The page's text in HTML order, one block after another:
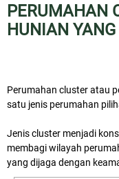
PERUMAHAN
HUNIAN
Perumahan cluster atau
satu jenis perumahan
Jenis cluster menjadi
membagi wilayah
yang dijaga dengan